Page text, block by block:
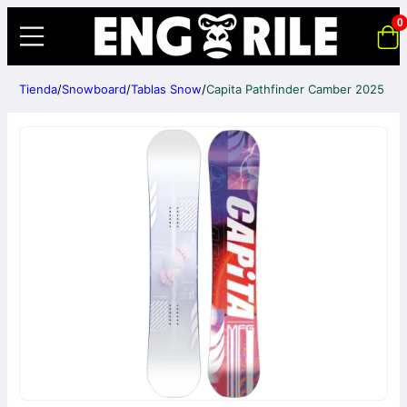
0
Tienda/Snowboard/Tablas Snow/Capita Pathfinder Camber 2025